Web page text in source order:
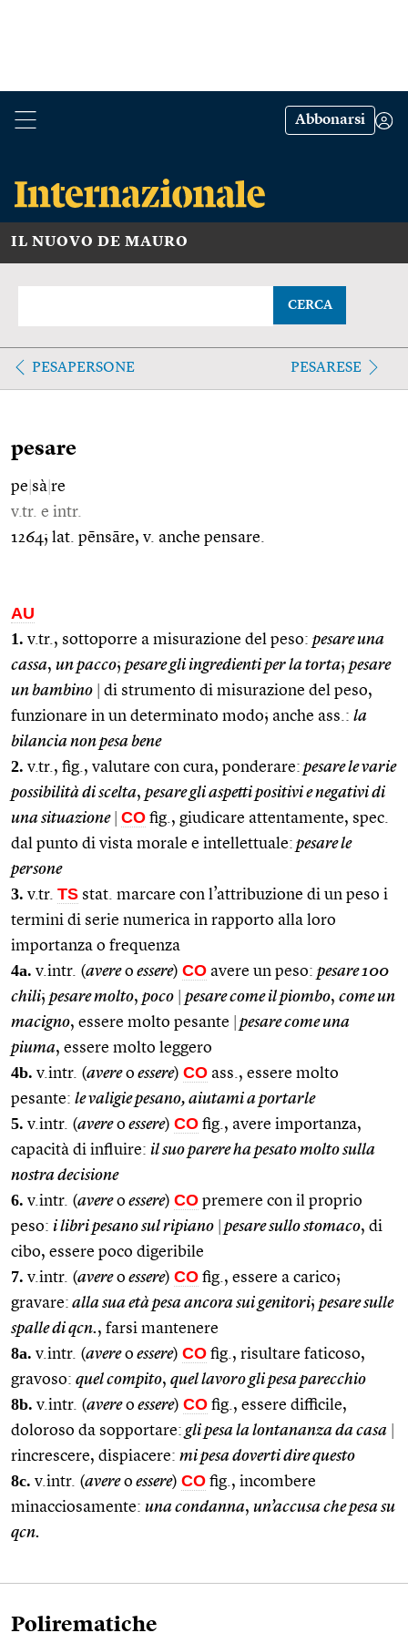
Abbonarsi
IL NUOVO DE MAURO
CERCA
PESAPERSONE PESARESE
pesare
pe sà re
v.tr. e intr.
1264; lat. pēnsāre, v. anche pensare.
AU
1. v.tr., sottoporre a misurazione del peso: pesare una
cassa, un pacco; pesare gli ingredienti per la torta; pesare
un bambino
di strumento di misurazione del peso,
funzionare in un determinato modo; anche ass.: la
bilancia non pesa bene
2. v.tr., fig., valutare con cura, ponderare: pesare le varie
possibilità di scelta, pesare gli aspetti positivi e negativi di
una situazione
CO fig., giudicare attentamente, spec.
dal punto di vista morale e intellettuale: pesare le
persone
3. v.tr. TS stat. marcare con l’attribuzione di un peso i
termini di serie numerica in rapporto alla loro
importanza o frequenza
4a. v.intr. (avereo essere) CO avere un peso: pesare 100
chili; pesare molto, poco pesare come il piombo, come un
macigno, essere molto pesante
pesare come una
piuma, essere molto leggero
4b. v.intr. (avereo essere) CO ass., essere molto
pesante: le valigie pesano, aiutami a portarle
5. v.intr. (avereo essere) CO fig., avere importanza,
capacità di influire: il suo parere ha pesato molto sulla
nostra decisione
6. v.intr. (avereo essere) CO premere con il proprio
peso: i libri pesano sul ripiano pesare sullo stomaco, di
cibo, essere poco digeribile
7. v.intr. (avereo essere) CO fig., essere a carico;
gravare: alla sua età pesa ancora sui genitori; pesare sulle
spalle di qcn., farsi mantenere
8a. v.intr. (avereo essere) CO fig., risultare faticoso,
gravoso: quel compito, quel lavoro gli pesa parecchio
8b. v.intr. (avereo essere) CO fig., essere difficile,
doloroso da sopportare: gli pesa la lontananza da casa
rincrescere, dispiacere: mi pesa doverti dire questo
8c. v.intr. (avereo essere) CO fig., incombere
minacciosamente: una condanna, un’accusa che pesa su
qcn.
Polirematiche